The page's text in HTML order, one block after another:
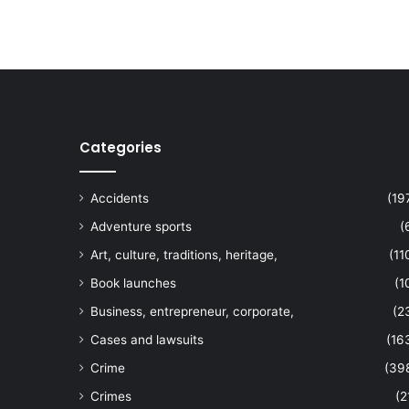
Categories
Accidents
Adventure sports
Art, culture, traditions, heritage,
Book launches
Business, entrepreneur, corporate,
Cases and lawsuits
Crime
Crimes